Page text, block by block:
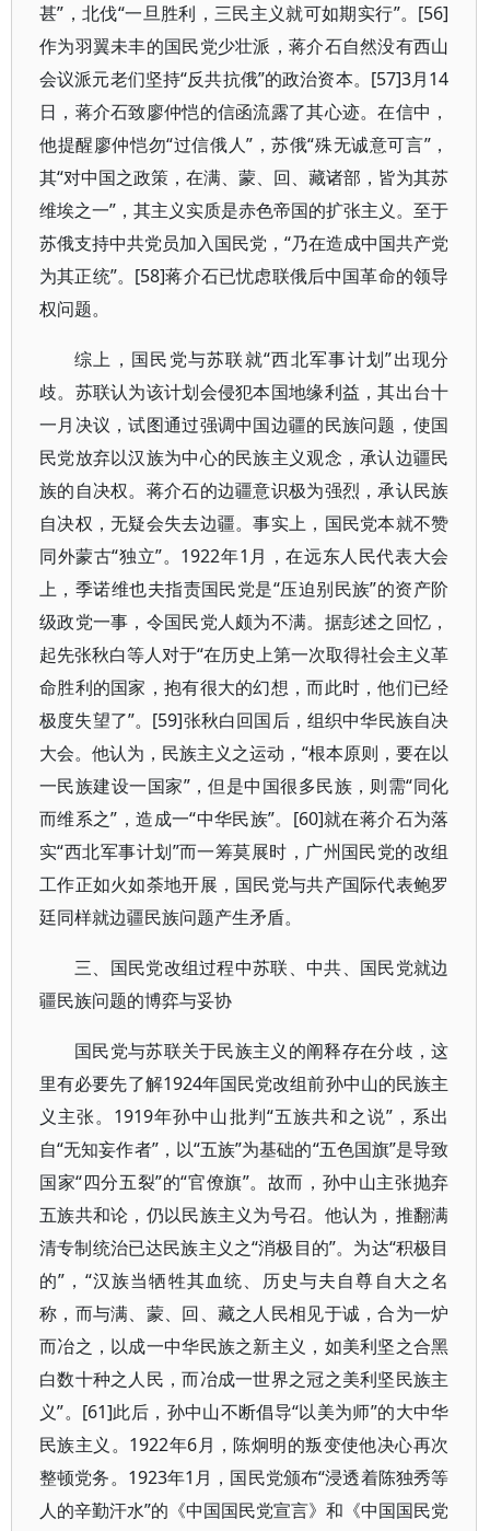
甚”，北伐“一旦胜利，三民主义就可如期实行”。[56]
作为羽翼未丰的国民党少壮派，蒋介石自然没有西山
会议派元老们坚持“反共抗俄”的政治资本。[57]3月14
日，蒋介石致廖仲恺的信函流露了其心迹。在信中，
他提醒廖仲恺勿“过信俄人”，苏俄“殊无诚意可言”，
其“对中国之政策，在满、蒙、回、藏诸部，皆为其苏
维埃之一”，其主义实质是赤色帝国的扩张主义。至于
苏俄支持中共党员加入国民党，“乃在造成中国共产党
为其正统”。[58]蒋介石已忧虑联俄后中国革命的领导
权问题。
综上，国民党与苏联就“西北军事计划”出现分
歧。苏联认为该计划会侵犯本国地缘利益，其出台十
一月决议，试图通过强调中国边疆的民族问题，使国
民党放弃以汉族为中心的民族主义观念，承认边疆民
族的自决权。蒋介石的边疆意识极为强烈，承认民族
自决权，无疑会失去边疆。事实上，国民党本就不赞
同外蒙古“独立”。1922年1月，在远东人民代表大会
上，季诺维也夫指责国民党是“压迫别民族”的资产阶
级政党一事，令国民党人颇为不满。据彭述之回忆，
起先张秋白等人对于“在历史上第一次取得社会主义革
命胜利的国家，抱有很大的幻想，而此时，他们已经
极度失望了”。[59]张秋白回国后，组织中华民族自决
大会。他认为，民族主义之运动，“根本原则，要在以
一民族建设一国家”，但是中国很多民族，则需“同化
而维系之”，造成一“中华民族”。[60]就在蒋介石为落
实“西北军事计划”而一筹莫展时，广州国民党的改组
工作正如火如荼地开展，国民党与共产国际代表鲍罗
廷同样就边疆民族问题产生矛盾。
三、国民党改组过程中苏联、中共、国民党就边
疆民族问题的博弈与妥协
国民党与苏联关于民族主义的阐释存在分歧，这
里有必要先了解1924年国民党改组前孙中山的民族主
义主张。1919年孙中山批判“五族共和之说”，系出
自“无知妄作者”，以“五族”为基础的“五色国旗”是导致
国家“四分五裂”的“官僚旗”。故而，孙中山主张抛弃
五族共和论，仍以民族主义为号召。他认为，推翻满
清专制统治已达民族主义之“消极目的”。为达“积极目
的”，“汉族当牺牲其血统、历史与夫自尊自大之名
称，而与满、蒙、回、藏之人民相见于诚，合为一炉
而冶之，以成一中华民族之新主义，如美利坚之合黑
白数十种之人民，而冶成一世界之冠之美利坚民族主
义”。[61]此后，孙中山不断倡导“以美为师”的大中华
民族主义。1922年6月，陈炯明的叛变使他决心再次
整顿党务。1923年1月，国民党颁布“浸透着陈独秀等
人的辛勤汗水”的《中国国民党宣言》和《中国国民党